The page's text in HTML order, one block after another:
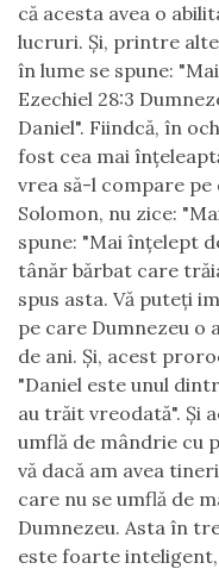
că acesta avea o
lucruri. Şi, printre
în lume se spune:
Ezechiel 28:3
Daniel". Fiindcă, în
fost cea mai
vrea să-l compare
Solomon, nu zice:
spune: "Mai înţelept
tânăr bărbat care
spus asta. Vă puteţi
pe care Dumnezeu o
de ani. Şi, acest
"Daniel este unul
au trăit vreodată". Şi
umflă de mândrie cu
vă dacă am avea
care nu se umflă de
Dumnezeu. Asta în
este foarte